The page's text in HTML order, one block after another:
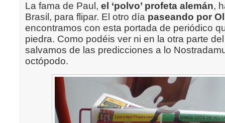
La fama de Paul, el ‘polvo’ profeta alemán,
Brasil, para flipar. El otro día paseando por
encontramos con esta portada de periódico
piedra. Como podéis ver ni en la otra parte
salvamos de las predicciones a lo
octópodo.